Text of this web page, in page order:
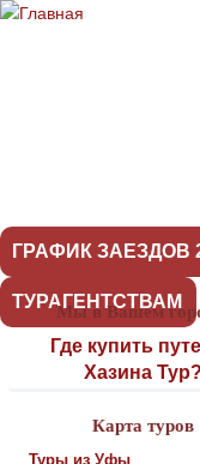
ГРАФИК ЗАЕЗДОВ
ТУРАГЕНТСТВАМ
Мы в Вашем
Где купить
Хазина Тур?
Карта туров
Туры из Уфы